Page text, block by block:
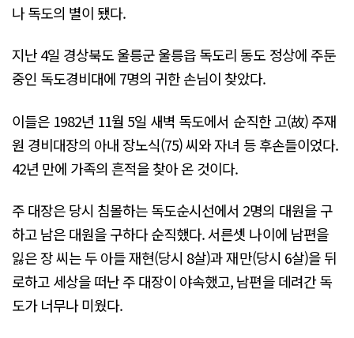
나 독도의 별이 됐다.
지난 4일 경상북도 울릉군 울릉읍 독도리 동도 정상에 주둔
중인 독도경비대에 7명의 귀한 손님이 찾았다.
이들은 1982년 11월 5일 새벽 독도에서 순직한 고(故) 주재
원 경비대장의 아내 장노식(75) 씨와 자녀 등 후손들이었다.
42년 만에 가족의 흔적을 찾아 온 것이다.
주 대장은 당시 침몰하는 독도순시선에서 2명의 대원을 구
하고 남은 대원을 구하다 순직했다. 서른셋 나이에 남편을
잃은 장 씨는 두 아들 재현(당시 8살)과 재만(당시 6살)을 뒤
로하고 세상을 떠난 주 대장이 야속했고, 남편을 데려간 독
도가 너무나 미웠다.